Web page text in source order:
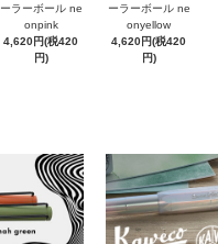
ーラーボール ne
onpink
4,620円(税420
円)
ーラーボール ne
onyellow
4,620円(税420
円)